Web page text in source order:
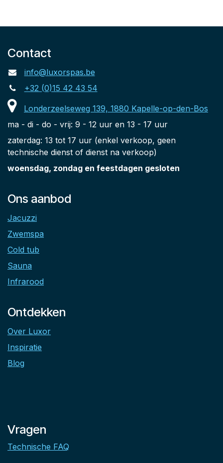
Contact
info@luxorspas.be
+32 (0)15 42 43 54
Londerzeelseweg 139, 1880 Kapelle-op-den-Bos
ma - di - do - vrij: 9 - 12 uur en 13 - 17 uur
zaterdag: 13 tot 17 uur (enkel verkoop, geen
technische dienst of dienst na verkoop)
woensdag, zondag en feestdagen gesloten
Ons aanbod
Jacuzzi
Zwemspa
Cold tub
Sauna
Infrarood
Ontdekken
Over Luxor
Inspiratie
Blog
Vragen
Technische FAQ